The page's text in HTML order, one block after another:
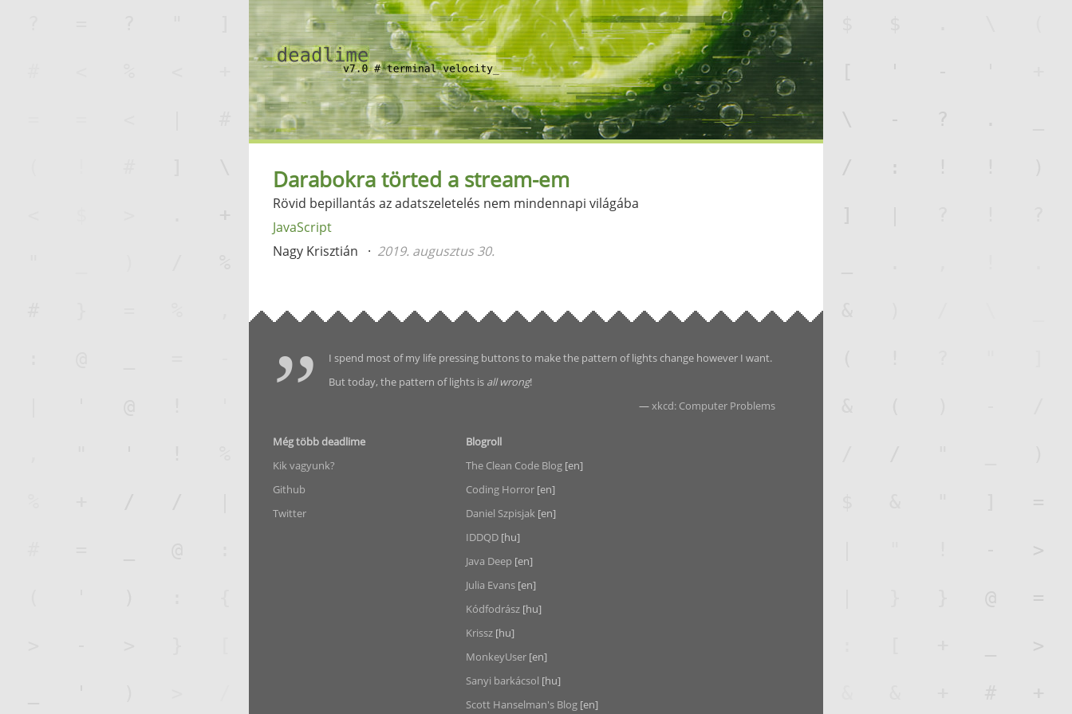
Darabokra törted a stream-em
Rövid bepillantás az adatszeletelés nem mindennapi világába
JavaScript
Nagy Krisztián
2019. augusztus 30.
I spend most of my life pressing buttons to make the pattern of lights change however I want.
But today, the pattern of lights is all wrong!
—xkcd: Computer Problems
Még több deadlime
Kik vagyunk?
Github
Twitter
Blogroll
The Clean Code Blog [en]
Coding Horror [en]
Daniel Szpisjak [en]
IDDQD [hu]
Java Deep [en]
Julia Evans [en]
Kódfodrász [hu]
Krissz [hu]
MonkeyUser [en]
Sanyi barkácsol [hu]
Scott Hanselman's Blog [en]